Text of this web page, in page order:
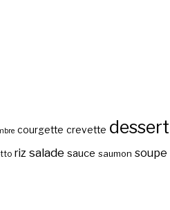
courgette crevette dessert
riz salade sauce saumon soupe